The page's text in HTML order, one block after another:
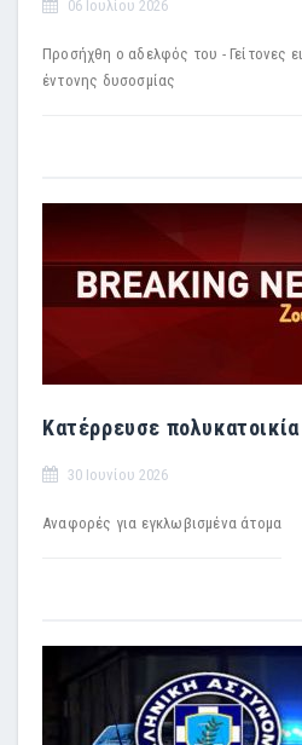
06 Ιουλίου 2026
Προσήχθη ο αδελφός του - Γείτονες
έντονης δυσοσμίας
Κατέρρευσε
30 Ιουνίου 2026
Αναφορές για εγκλωβισμένα άτομα